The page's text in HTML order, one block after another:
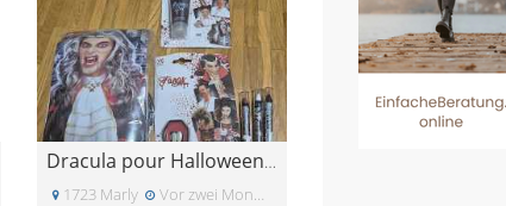
Dracula pour Halloween neuf
1723 Marly Vor zwei Monaten